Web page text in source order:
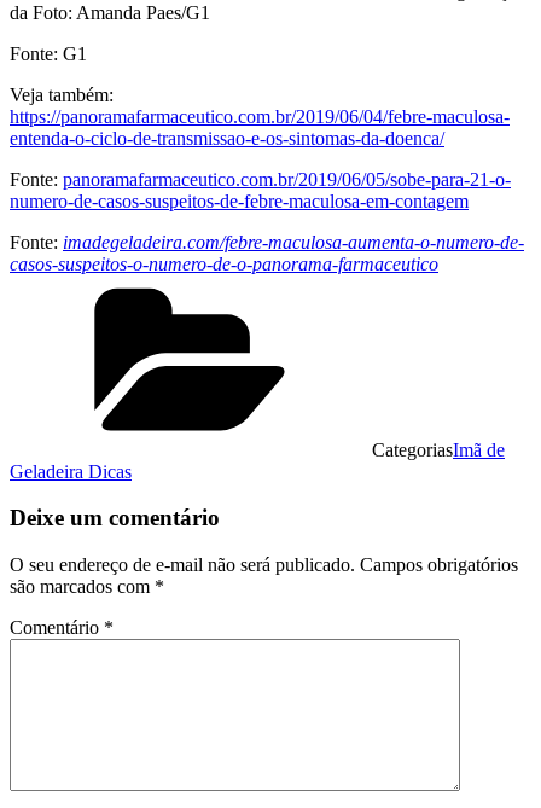
da Foto: Amanda Paes/G1
Fonte: G1
Veja também:
https://panoramafarmaceutico.com.br/2019/06/04/febre-maculosa-
entenda-o-ciclo-de-transmissao-e-os-sintomas-da-doenca/
Fonte: panoramafarmaceutico.com.br/2019/06/05/sobe-para-21-o-
numero-de-casos-suspeitos-de-febre-maculosa-em-contagem
Fonte: imadegeladeira.com/febre-maculosa-aumenta-o-numero-de-
casos-suspeitos-o-numero-de-o-panorama-farmaceutico
CategoriasImã de
Geladeira Dicas
Deixe um comentário
O seu endereço de e-mail não será publicado. Campos obrigatórios
são marcados com *
Comentário *